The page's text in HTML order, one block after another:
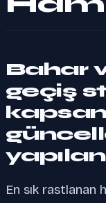
Bahar
geçiş
En sık rastlanan